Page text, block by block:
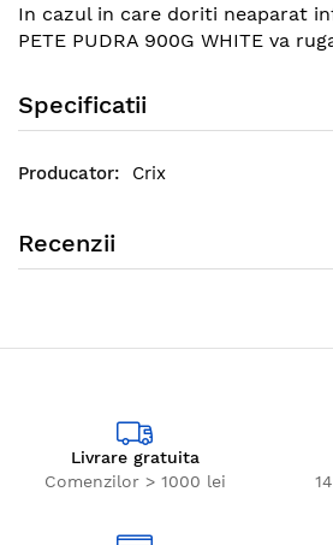
In cazul in care doriti neaparat
PETE PUDRA 900G WHITE va
Specificatii
Crix
Recenzii
Livrare gratuita
Comenzilor > 1000 lei